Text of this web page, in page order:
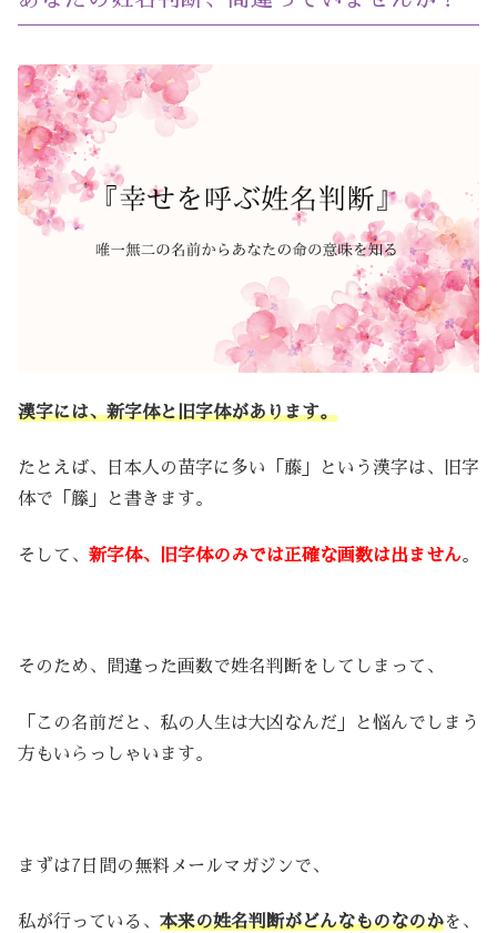
漢字には、新字体と旧字体があります。
たとえば、日本人の苗字に多い「藤」という漢字は、旧字
体で「籐」と書きます。
そして、 新字体、旧字体のみでは正確な画数は出ません。
そのため、間違った画数で姓名判断をしてしまって、
「この名前だと、私の人生は大凶なんだ」と悩んでしまう
方もいらっしゃいます。
まずは7日間の無料メールマガジンで、
私が行っている、 本来の姓名判断がどんなものなのかを、